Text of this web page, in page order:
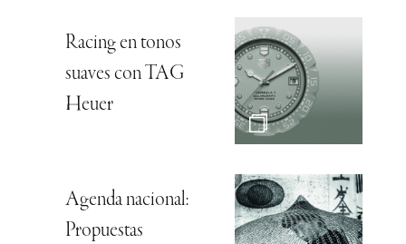
Racing en tonos
suaves con TAG
Heuer
Agenda nacional:
Propuestas